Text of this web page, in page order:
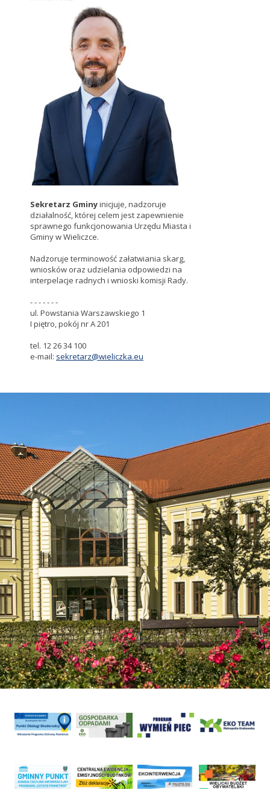
Sekretarz Gminyinicjuje, nadzoruje
działalność, której celem jest zapewnienie
sprawnego funkcjonowania Urzędu Miasta i
Gminy w Wieliczce.
Nadzoruje terminowość załatwiania skarg,
wniosków oraz udzielania odpowiedzi na
interpelacje radnych i wnioski komisji Rady.
- - - - - - -
ul. Powstania Warszawskiego 1
I piętro, pokój nr A 201
tel. 12 26 34 100
e-mail: sekretarz@wieliczka.eu